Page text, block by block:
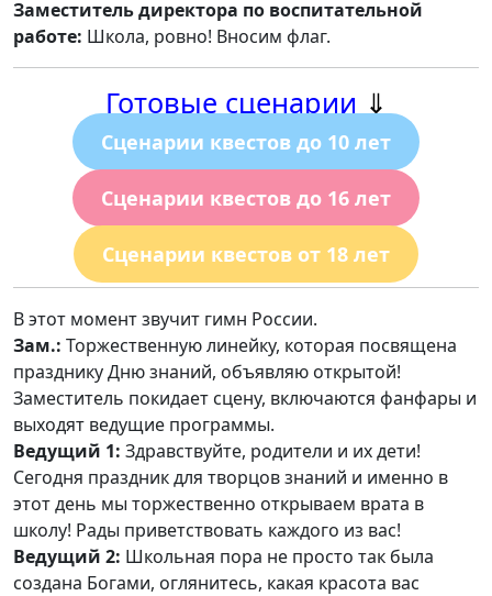
Заместитель директора по воспитательной
работе: Школа, ровно! Вносим флаг.
Готовые сценарии ⇓
Сценарии квестов до 10 лет
Сценарии квестов до 16 лет
Сценарии квестов от 18 лет
В этот момент звучит гимн России.
Зам.: Торжественную линейку, которая посвящена
празднику Дню знаний, объявляю открытой!
Заместитель покидает сцену, включаются фанфары и
выходят ведущие программы.
Ведущий 1: Здравствуйте, родители и их дети!
Сегодня праздник для творцов знаний и именно в
этот день мы торжественно открываем врата в
школу! Рады приветствовать каждого из вас!
Ведущий 2: Школьная пора не просто так была
создана Богами, оглянитесь, какая красота вас